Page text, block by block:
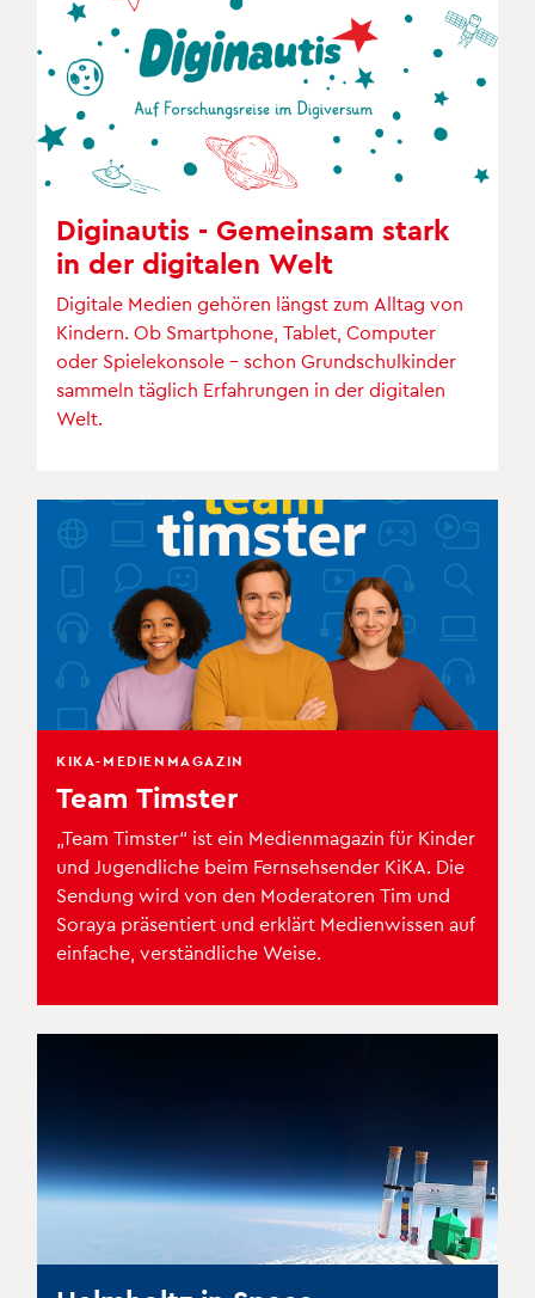
Diginautis - Gemeinsam stark
in der digitalen Welt
Digitale Medien gehören längst zum Alltag von
Kindern. Ob Smartphone, Tablet, Computer
oder Spielekonsole – schon Grundschulkinder
sammeln täglich Erfahrungen in der digitalen
Welt.
KIKA-MEDIENMAGAZIN
Team Timster
„Team Timster“ ist ein Medienmagazin für Kinder
und Jugendliche beim Fernsehsender KiKA. Die
Sendung wird von den Moderatoren Tim und
Soraya präsentiert und erklärt Medienwissen auf
einfache, verständliche Weise.